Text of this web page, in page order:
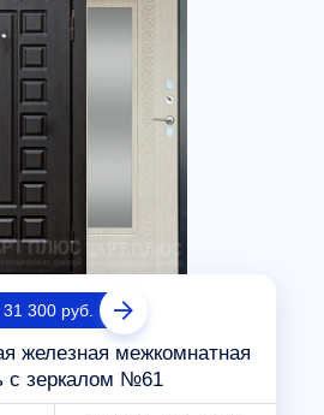
31 300 руб.
железная межкомнатная
с зеркалом №61